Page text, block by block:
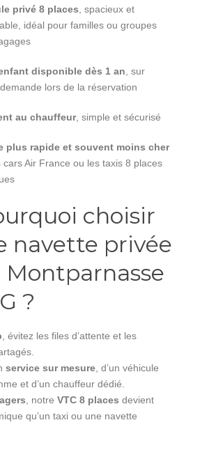
privé 8 places , spacieux et
idéal pour familles ou groupes
disponible dès 1 an , sur
lors de la réservation
au chauffeur, simple et sécurisé
plus rapide et souvent moins cher
cars Air France ou les taxis 8 places
choisir
navette privée
Montparnasse
?
, évitez les files d’attente et les
service sur mesure , d’un véhicule
et d’un chauffeur dédié.
, notre VTC 8 places devient
qu’un taxi ou une navette